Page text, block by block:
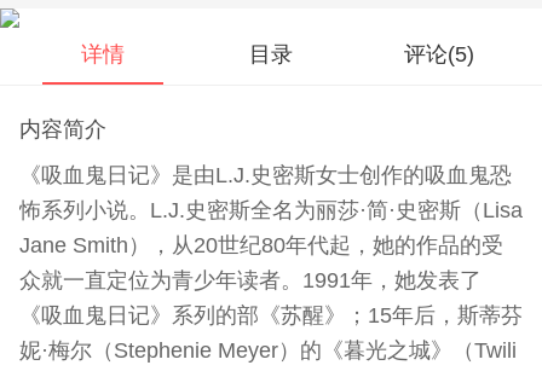
详情 目录 评论(5)
内容简介
《吸血鬼日记》是由L.J.史密斯女士创作的吸血鬼恐
怖系列小说。L.J.史密斯全名为丽莎·简·史密斯（Lisa
Jane Smith），从20世纪80年代起，她的作品的受
众就一直定位为青少年读者。1991年，她发表了
《吸血鬼日记》系列的部《苏醒》；15年后，斯蒂芬
妮·梅尔（Stephenie Meyer）的《暮光之城》（Twili